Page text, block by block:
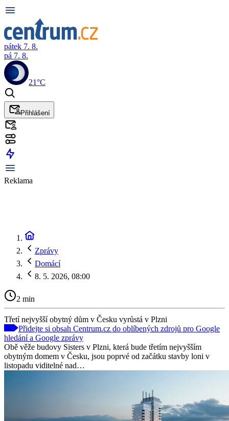
pátek 7. 8.
pá 7. 8.
21°C
Přihlášení
Reklama
Zprávy
Domácí
8. 5. 2026, 08:00
2 min
Třetí nejvyšší obytný dům v Česku vyrůstá v Plzni
Přidejte si obsah Centrum.cz do oblíbených zdrojů pro Google
hledání a Google zprávy
Obě věže budovy Sisters v Plzni, která bude třetím nejvyšším
obytným domem v Česku, jsou poprvé od začátku stavby loni v
listopadu viditelné nad…